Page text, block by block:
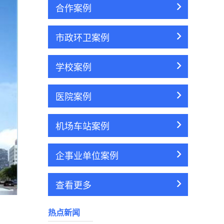
合作案例
市政环卫案例
学校案例
医院案例
机场车站案例
企事业单位案例
查看更多
热点新闻